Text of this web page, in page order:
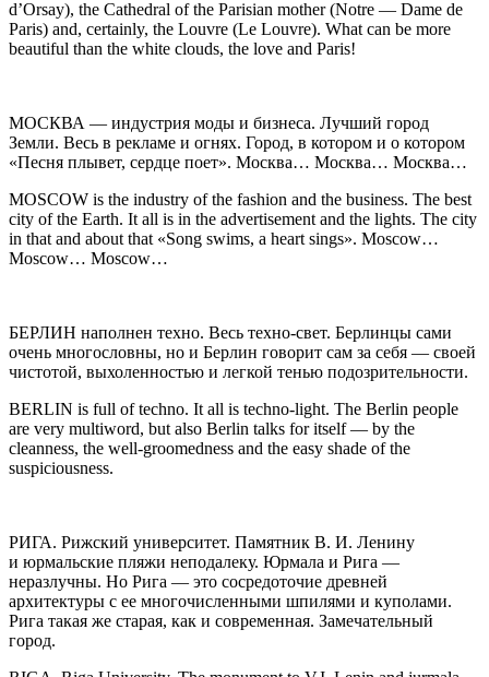
d’Orsay), the Cathedral of the Parisian mother (Notre — Dame de
Paris) and, certainly, the Louvre (Le Louvre). What can be more
beautiful than the white clouds, the love and Paris!
МОСКВА — индустрия моды и бизнеса. Лучший город
Земли. Весь в рекламе и огнях. Город, в котором и о котором
«Песня плывет, сердце поет». Москва… Москва… Москва…
MOSCOW is the industry of the fashion and the business. The best
city of the Earth. It all is in the advertisement and the lights. The city
in that and about that «Song swims, a heart sings». Moscow…
Moscow… Moscow…
БЕРЛИН наполнен техно. Весь техно-свет. Берлинцы сами
очень многословны, но и Берлин говорит сам за себя — своей
чистотой, выхоленностью и легкой тенью подозрительности.
BERLIN is full of techno. It all is techno-light. The Berlin people
are very multiword, but also Berlin talks for itself — by the
cleanness, the well-groomedness and the easy shade of the
suspiciousness.
РИГА. Рижский университет. Памятник В. И. Ленину
и юрмальские пляжи неподалеку. Юрмала и Рига —
неразлучны. Но Рига — это сосредоточие древней
архитектуры с ее многочисленными шпилями и куполами.
Рига такая же старая, как и современная. Замечательный
город.